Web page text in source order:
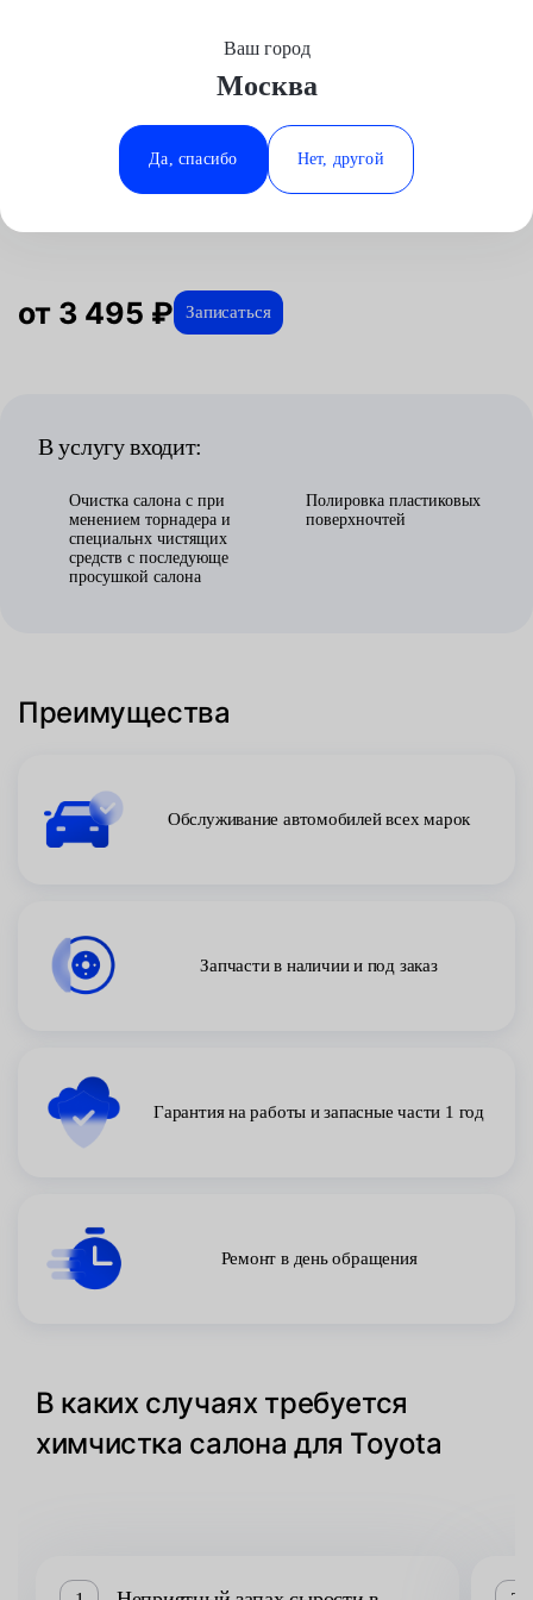
Минеральные Воды
Ростов-на-Дону
Ставрополь
Ваш город
Москва
Да, спасибо Нет, другой
ОтзывыДетейлинг
Химчистка салона для Toyota в
от 3 495 ₽ Записаться
В услугу входит:
Очистка салона с при
менением торнадера и
специальнх чистящих
средств с последующе
просушкой салона
Полировка пластиковых
поверхночтей
Преимущества
Обслуживание автомобилей всех марок
Запчасти в наличии и под заказ
Гарантия на работы и запасные части 1 год
Ремонт в день обращения
В каких случаях требуется
химчистка салона для Toyota